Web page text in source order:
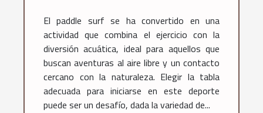
El paddle surf se ha convertido en una
actividad que combina el ejercicio con la
diversión acuática, ideal para aquellos que
buscan aventuras al aire libre y un contacto
cercano con la naturaleza. Elegir la tabla
adecuada para iniciarse en este deporte
puede ser un desafío, dada la variedad de...